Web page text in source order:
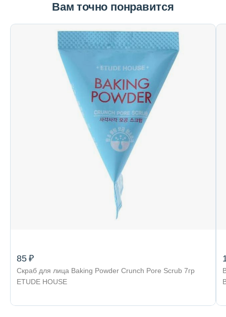
Вам точно понравится
85 ₽
Скраб для лица Baking Powder Crunch Pore Scrub 7гр
ETUDE HOUSE